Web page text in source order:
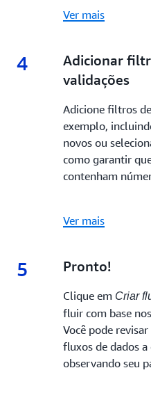
Ver mais
4 4.
Adicionar
validações
Adicione filtros
exemplo,
novos ou
como garantir
contenham
Ver mais
5 5.
Pronto!
Clique em Criar
fluir com base
Você pode
fluxos de dados
observando seu